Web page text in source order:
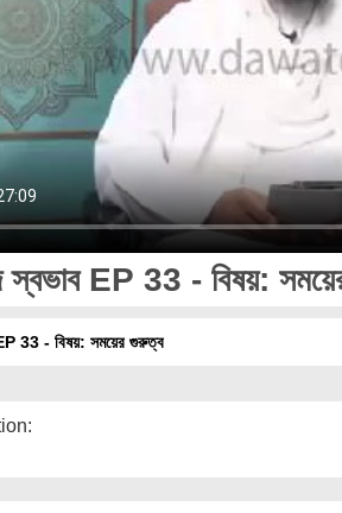
স্বভাব EP 33 - বিষয়:
33 - বিষয়: সময়ের গুরুত্ব